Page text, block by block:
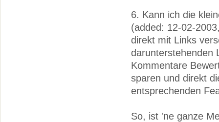
6. Kann ich die
(added: 12-02-
direkt mit Links
darunterstehenden
Kommentare
sparen und direkt
entsprechenden
So, ist 'ne ganze